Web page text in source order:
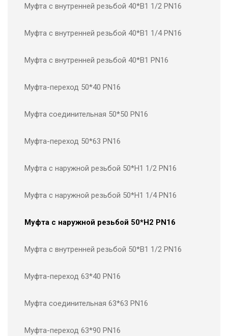
Муфта с внутренней резьбой 40*В1 1/2 PN16
Муфта с внутренней резьбой 40*В1 1/4 PN16
Муфта с внутренней резьбой 40*В1 PN16
Муфта-переход 50*40 PN16
Муфта соединительная 50*50 PN16
Муфта-переход 50*63 PN16
Муфта с наружной резьбой 50*Н1 1/2 PN16
Муфта с наружной резьбой 50*Н1 1/4 PN16
Муфта с наружной резьбой 50*Н2 PN16
Муфта с внутренней резьбой 50*В1 1/2 PN16
Муфта-переход 63*40 PN16
Муфта соединительная 63*63 PN16
Муфта-переход 63*90 PN16